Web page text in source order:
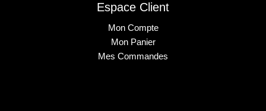
Espace Client
Mon Compte
Mon Panier
Mes Commandes